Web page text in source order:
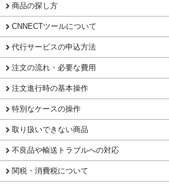
商品の探し方
CNNECTツールについて
代行サービスの申込方法
注文の流れ・必要な費用
注文進行時の基本操作
特別なケースの操作
取り扱いできない商品
不良品や輸送トラブルへの対応
関税・消費税について